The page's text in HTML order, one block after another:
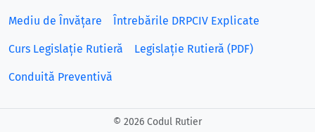
Mediu de Învățare Întrebările DRPCIV Explicate
Curs Legislație Rutieră Legislație Rutieră (PDF)
Conduită Preventivă
© 2026 Codul Rutier